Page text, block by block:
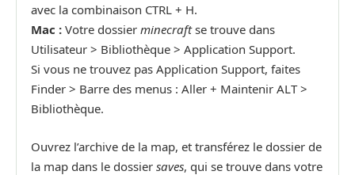
avec la combinaison CTRL + H.
Mac : Votre dossier minecraftse trouve dans
Utilisateur > Bibliothèque > Application Support.
Si vous ne trouvez pas Application Support, faites
Finder > Barre des menus : Aller + Maintenir ALT >
Bibliothèque.
Ouvrez l’archive de la map, et transférez le dossier de
la map dans le dossier saves, qui se trouve dans votre